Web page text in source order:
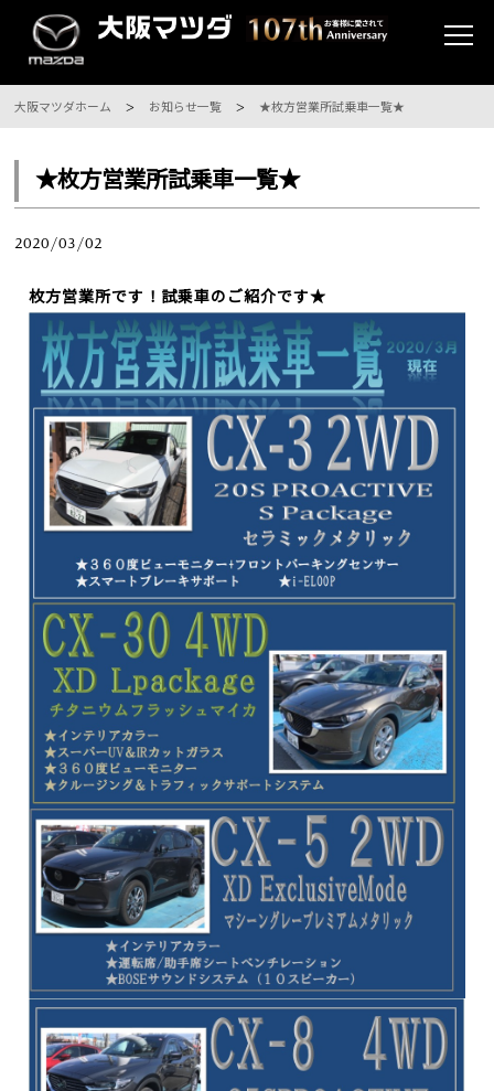
大阪マツダホーム お知らせ一覧 ★枚方営業所試乗車一覧★
★枚方営業所試乗車一覧★
2020/03/02
枚方営業所です！試乗車のご紹介です★